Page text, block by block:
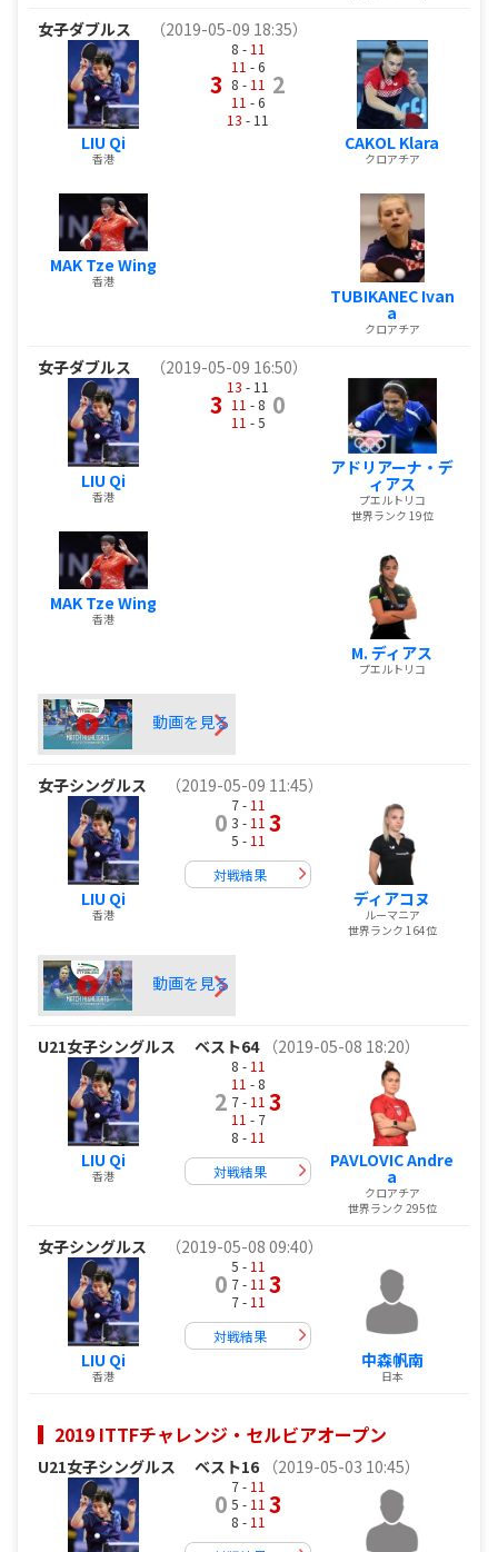
女子ダブルス （2019-05-09 18:35）
LIU Qi
香港
MAK Tze Wing
香港
3
8 - 11
11 - 6
8 - 11
11 - 6
13 - 11
2
CAKOL Klara
クロアチア
TUBIKANEC Ivan
a
クロアチア
女子ダブルス （2019-05-09 16:50）
LIU Qi
香港
MAK Tze Wing
香港
3
13 - 11
11 - 8
11 - 5
0
アドリアーナ・デ
ィアス
プエルトリコ
世界ランク 19位
M. ディアス
プエルトリコ
動画を見る
女子シングルス （2019-05-09 11:45）
LIU Qi
香港
0
7 - 11
3 - 11
5 - 11
3
対戦結果
ディアコヌ
ルーマニア
世界ランク 164位
動画を見る
U21女子シングルス ベスト64 （2019-05-08 18:20）
LIU Qi
香港
2
8 - 11
11 - 8
7 - 11
11 - 7
8 - 11
3
対戦結果
PAVLOVIC Andre
a
クロアチア
世界ランク 295位
女子シングルス （2019-05-08 09:40）
LIU Qi
香港
0
5 - 11
7 - 11
7 - 11
3
対戦結果
中森帆南
日本
2019 ITTFチャレンジ・セルビアオープン
U21女子シングルス ベスト16 （2019-05-03 10:45）
0
7 - 11
5 - 11
8 - 11
3